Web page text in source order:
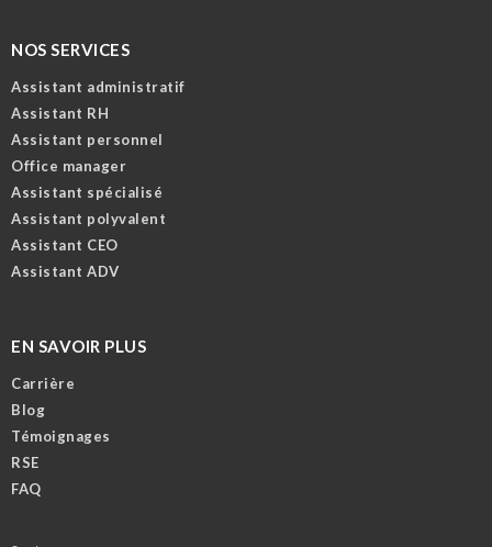
NOS SERVICES
Assistant administratif
Assistant RH
Assistant personnel
Office manager
Assistant spécialisé
Assistant polyvalent
Assistant CEO
Assistant ADV
EN SAVOIR PLUS
Carrière
Blog
Témoignages
RSE
FAQ